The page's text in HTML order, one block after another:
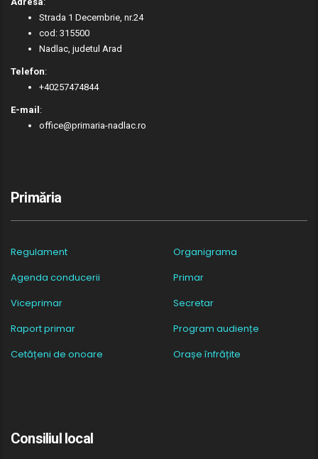
Strada 1 Decembrie, nr.24
cod: 315500
Nadlac, judetul Arad
Telefon:
+40257474844
E-mail :
office@primaria-nadlac.ro
Primăria
Regulament
Organigrama
Agenda conducerii
Primar
Viceprimar
Secretar
Raport primar
Program audiențe
Cetățeni de onoare
Orașe înfrățite
Consiliul local